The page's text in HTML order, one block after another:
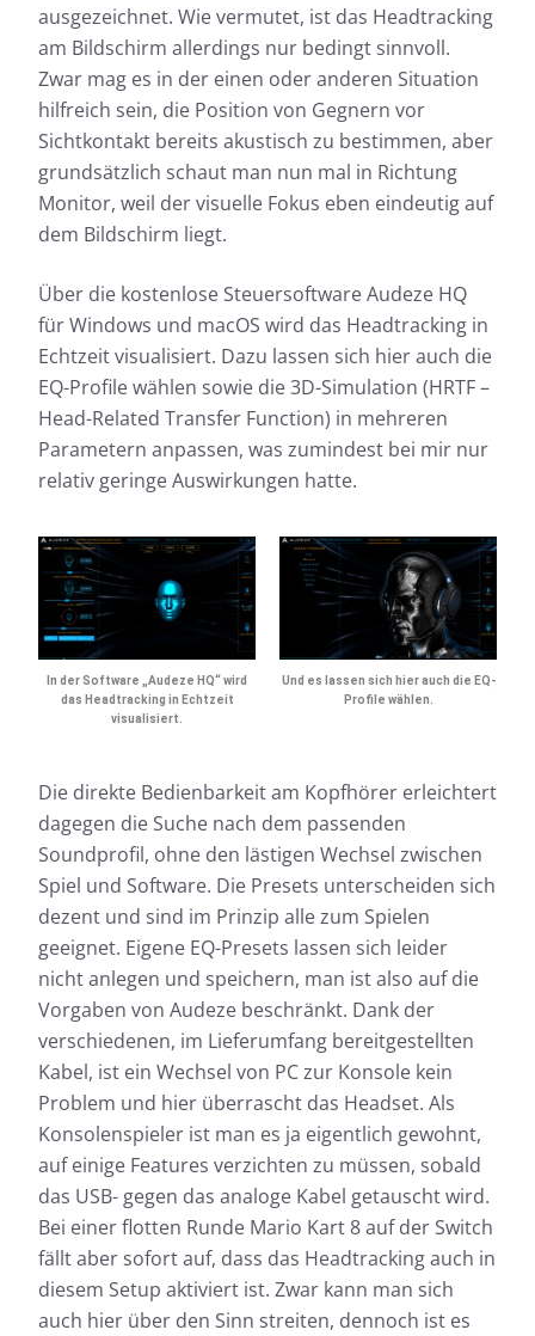
ausgezeichnet. Wie vermutet, ist das Headtracking
am Bildschirm allerdings nur bedingt sinnvoll.
Zwar mag es in der einen oder anderen Situation
hilfreich sein, die Position von Gegnern vor
Sichtkontakt bereits akustisch zu bestimmen, aber
grundsätzlich schaut man nun mal in Richtung
Monitor, weil der visuelle Fokus eben eindeutig auf
dem Bildschirm liegt.
Über die kostenlose Steuersoftware Audeze HQ
für Windows und macOS wird das Headtracking in
Echtzeit visualisiert. Dazu lassen sich hier auch die
EQ-Profile wählen sowie die 3D-Simulation (HRTF –
Head-Related Transfer Function) in mehreren
Parametern anpassen, was zumindest bei mir nur
relativ geringe Auswirkungen hatte.
In der Software „Audeze HQ“ wird
das Headtracking in Echtzeit
visualisiert.
Und es lassen sich hier auch die EQ-
Profile wählen.
Die direkte Bedienbarkeit am Kopfhörer erleichtert
dagegen die Suche nach dem passenden
Soundprofil, ohne den lästigen Wechsel zwischen
Spiel und Software. Die Presets unterscheiden sich
dezent und sind im Prinzip alle zum Spielen
geeignet. Eigene EQ-Presets lassen sich leider
nicht anlegen und speichern, man ist also auf die
Vorgaben von Audeze beschränkt. Dank der
verschiedenen, im Lieferumfang bereitgestellten
Kabel, ist ein Wechsel von PC zur Konsole kein
Problem und hier überrascht das Headset. Als
Konsolenspieler ist man es ja eigentlich gewohnt,
auf einige Features verzichten zu müssen, sobald
das USB- gegen das analoge Kabel getauscht wird.
Bei einer flotten Runde Mario Kart 8 auf der Switch
fällt aber sofort auf, dass das Headtracking auch in
diesem Setup aktiviert ist. Zwar kann man sich
auch hier über den Sinn streiten, dennoch ist es